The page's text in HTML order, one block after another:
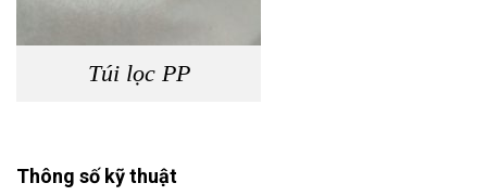
Túi lọc PP
Thông số kỹ thuật